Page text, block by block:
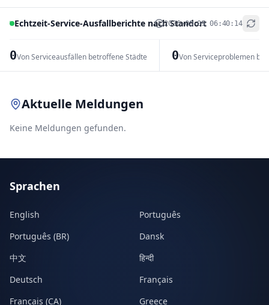
Echtzeit-Service-Ausfallberichte nach Standort
2026-08-09 06:40:14
0Von Serviceausfällen betroffene Städte 0Von Serviceproblemen
+
Aktuelle Meldungen
Keine Meldungen gefunden.
Sprachen
English
Português
Português (BR)
Dansk
中文
हिन्दी
Deutsch
Français
Français (CA)
Greece